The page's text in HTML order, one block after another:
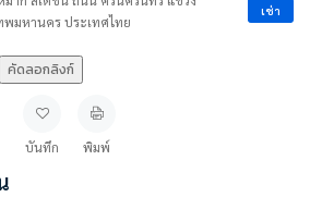
พมหานคร ประเทศไทย
เช่า
คัดลอกลิงก์
บันทึก
พิมพ์